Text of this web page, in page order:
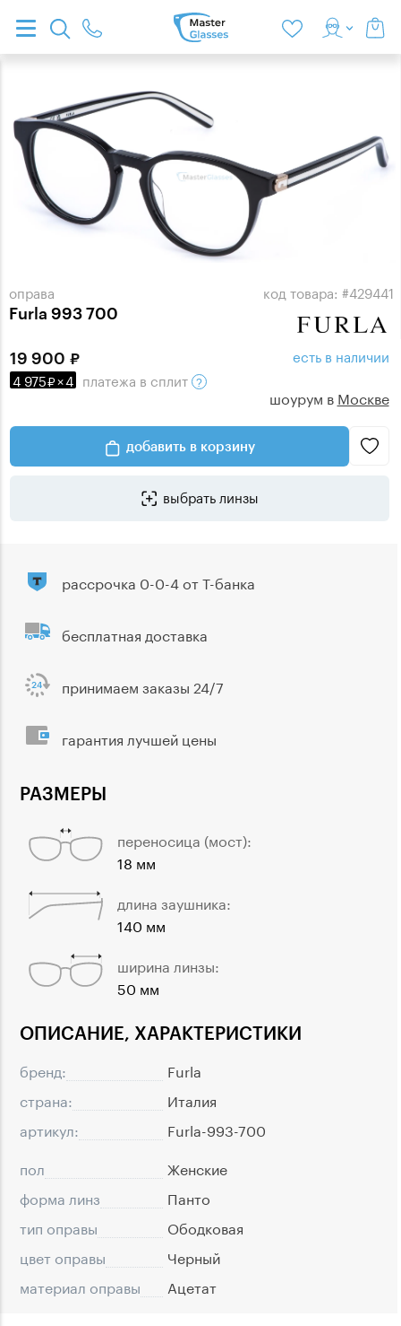
оправа
Furla 993 700
код товара: #429441
19 900
4 975 ×4 платежа в сплит
есть в наличии
шоурум в Москве
добавить в корзину
выбрать линзы
ОПИСАНИЕ, ХАРАКТЕРИСТИКИ
бренд:
Furla
страна:
Италия
артикул:
Furla-993-700
пол
Женские
форма линз
Панто
тип оправы
Ободковая
цвет оправы
Черный
материал оправы
Ацетат
РАЗМЕРЫ
переносица (мост):
18 мм
длина заушника:
140 мм
ширина линзы:
50 мм
рассрочка 0-0-4 от Т-банка
бесплатная доставка
принимаем заказы 24/7
гарантия лучшей цены